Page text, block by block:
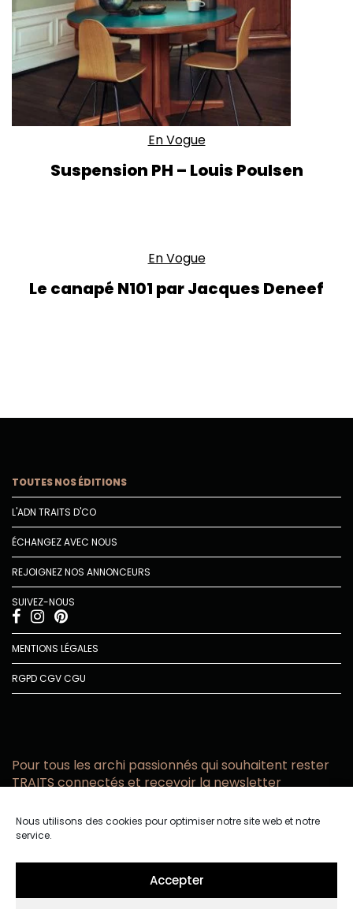
Nous utilisons des cookies pour optimiser notre site web et notre
service.
Accepter
En Vogue
Suspension PH – Louis Poulsen
En Vogue
Le canapé N101 par Jacques Deneef
TOUTES NOS ÉDITIONS
L'ADN TRAITS D'CO
ÉCHANGEZ AVEC NOUS
REJOIGNEZ NOS ANNONCEURS
SUIVEZ-NOUS
MENTIONS LÉGALES
RGPDCGVCGU
Pour tous les archi passionnés qui souhaitent rester
TRAITS connectés et recevoir la newsletter
email
confidentialité.